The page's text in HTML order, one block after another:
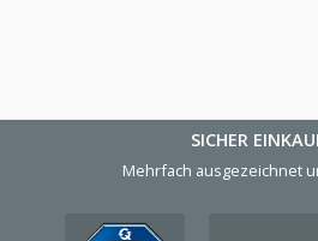
SICHER
Mehrfach ausgezeichnet